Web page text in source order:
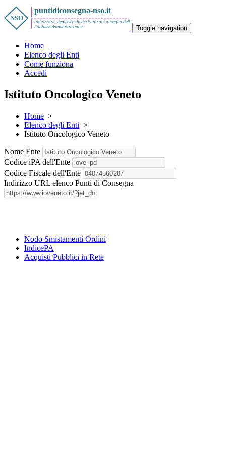
Toggle navigation
Home
Elenco degli Enti
Come funziona
Accedi
Istituto Oncologico Veneto
Home >
Elenco degli Enti >
Istituto Oncologico Veneto
Nome Ente
Codice iPA dell'Ente
Codice Fiscale dell'Ente
Indirizzo URL elenco Punti di Consegna
Nodo Smistamenti Ordini
IndicePA
Acquisti Pubblici in Rete